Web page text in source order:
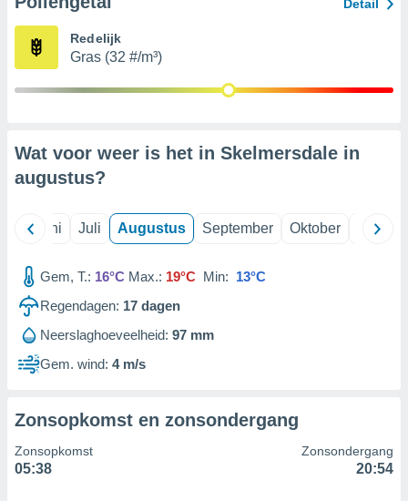
partners
Detail
Redelijk
Gras (32 #/m³)
Wat voor weer is het in Skelmersdale in
augustus?
Juni Juli Augustus September Oktober
Gem, T.: 16°C Max.: 19°C Min: 13°C
Regendagen: 17 dagen
Neerslaghoeveelheid: 97 mm
Gem. wind: 4 m/s
Zonsopkomst en zonsondergang
Zonsopkomst
05:38
Zonsondergang
20:54